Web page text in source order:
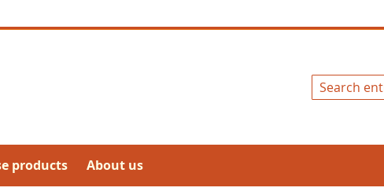
products About us